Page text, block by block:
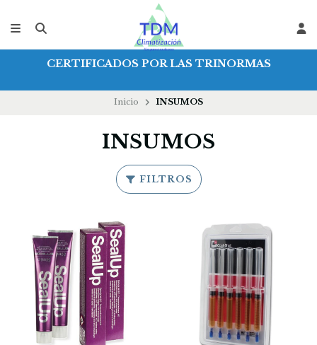
CERTIFICADOS POR LAS TRINORMAS
Inicio INSUMOS
INSUMOS
FILTROS